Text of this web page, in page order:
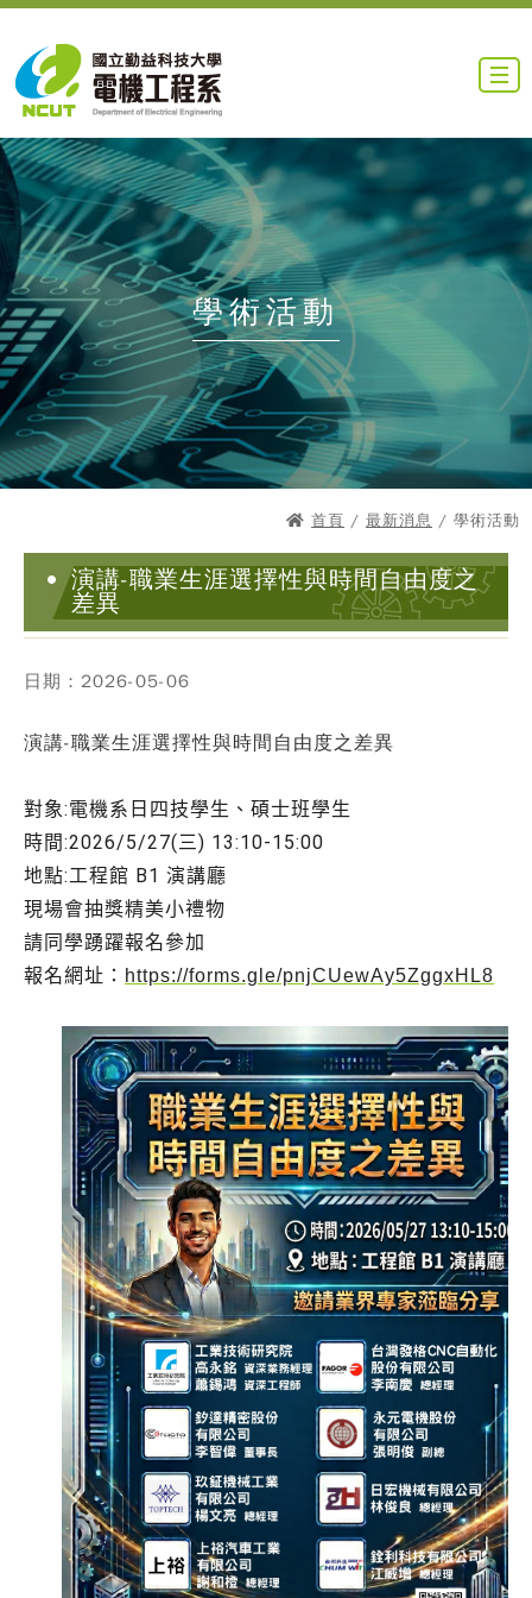
學術活動
首頁 / 最新消息 / 學術活動
演講-職業生涯選擇性與時間自由度之
差異
日期：2026-05-06
演講-職業生涯選擇性與時間自由度之差異
對象:電機系日四技學生、碩士班學生
時間:2026/5/27(三) 13:10-15:00
地點:工程館 B1 演講廳
現場會抽獎精美小禮物
請同學踴躍報名參加
報名網址： https://forms.gle/pnjCUewAy5ZggxHL8